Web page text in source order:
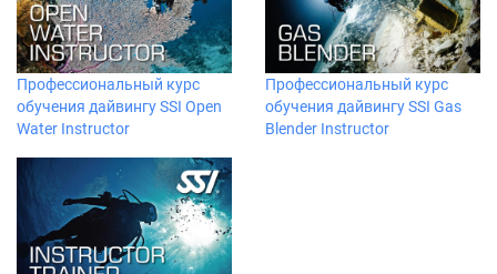
Профессиональный курс
обучения дайвингу SSI Open
Water Instructor
Профессиональный курс
обучения дайвингу SSI Gas
Blender Instructor